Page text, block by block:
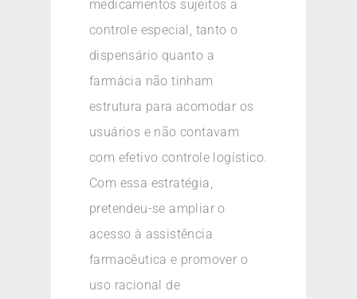
medicamentos sujeitos a
controle especial, tanto o
dispensário quanto a
farmácia não tinham
estrutura para acomodar os
usuários e não contavam
com efetivo controle logístico.
Com essa estratégia,
pretendeu-se ampliar o
acesso à assistência
farmacêutica e promover o
uso racional de